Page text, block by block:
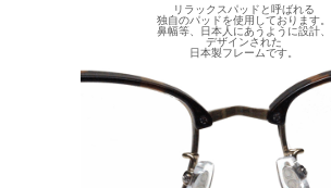
リラックスパッドと呼ばれる
独自のパッドを使用しております。
鼻幅等、日本人にあうように設計、
デザインされた
日本製フレームです。